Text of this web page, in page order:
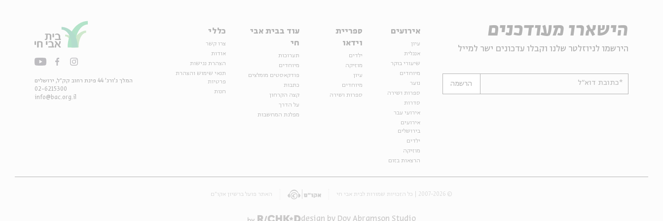
הישארו מעודכנים
הירשמו לניוזלטר שלנו וקבלו עדכונים ישר למייל
*כתובת דוא"ל הרשמה
אירועים
עיון
אנגלית
שיעורי בוקר
מיוחדים
נוער
ספרות ושירה
סדרות
אירועי עבר
אירועים
בירושלים
ילדים
מוזיקה
הרצאות בזום
ספריית
וידאו
ילדים
מוזיקה
עיון
מיוחדים
ספרות ושירה
עוד בבית אבי
חי
תערוכות
מיוחדים
פודקאסטים מומלצים
כתבות
קצה הקרחון
על הדרך
מפלגת המחשבות
כללי
צרו קשר
אודות
הצהרת נגישות
תנאי שימוש והצהרת
פרטיות
חנות
המלך ג'ורג' 44 פינת רחוב קק״ל, ירושלים
info@bac.org.il
02-6215300
© 2007-2026 | כל הזכויות שמורות לבית אבי חי האתר פועל ברשיון אקו״ם
design by Dov Abramson Studio